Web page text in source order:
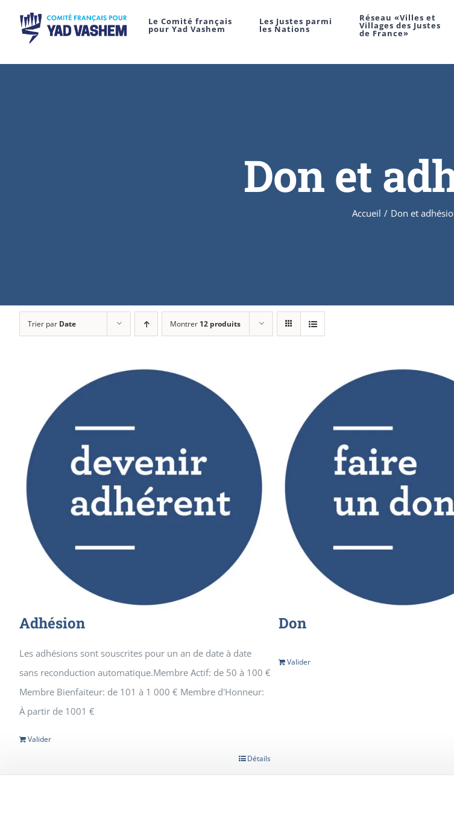
Le Comité français
pour Yad Vashem
Les Justes parmi
les Nations
Réseau «Villes et
Villages des Justes
de France»
Don et
Accueil / Don et
Trier par Date Montrer 12 produits
Adhésion
Les adhésions sont souscrites pour un an de date à date
sans reconduction automatique.Membre Actif: de 50 à 100 €
Membre Bienfaiteur: de 101 à 1 000 € Membre d'Honneur:
À partir de 1001 €
Valider
Détails
Don
Valider